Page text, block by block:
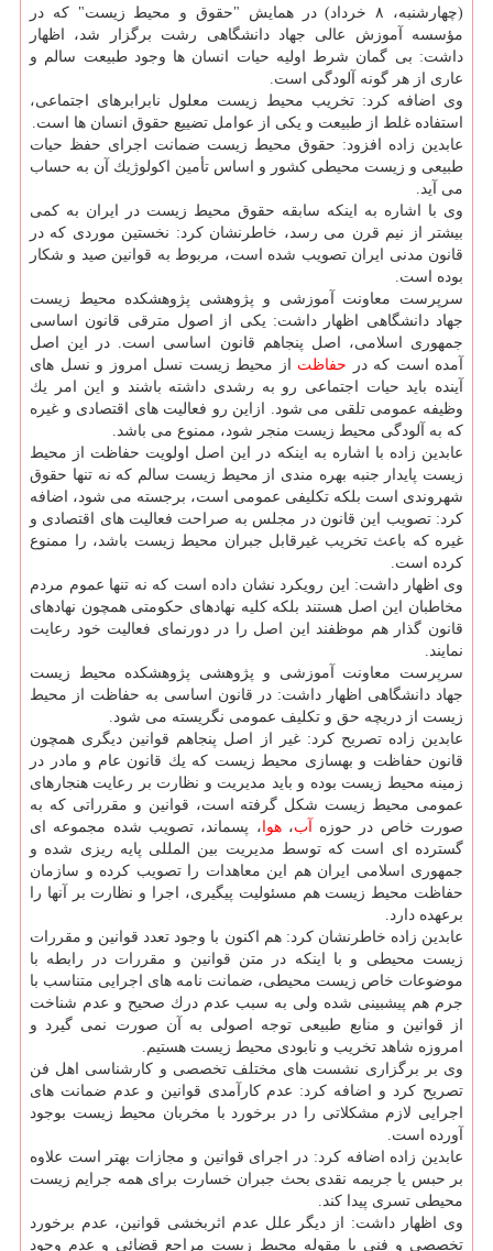
(چهارشنبه، ۸ خرداد) در همایش "حقوق و محیط زیست" كه در
مؤسسه آموزش عالی جهاد دانشگاهی رشت برگزار شد، اظهار
داشت: بی گمان شرط اولیه حیات انسان ها وجود طبیعت سالم و
عاری از هر گونه آلودگی است.
وی اضافه كرد: تخریب محیط زیست معلول نابرابرهای اجتماعی،
استفاده غلط از طبیعت و یكی از عوامل تضییع حقوق انسان ها است.
عابدین زاده افزود: حقوق محیط زیست ضمانت اجرای حفظ حیات
طبیعی و زیست محیطی كشور و اساس تأمین اكولوژیك آن به حساب
می آید.
وی با اشاره به اینكه سابقه حقوق محیط زیست در ایران به كمی
بیشتر از نیم قرن می رسد، خاطرنشان كرد: نخستین موردی كه در
قانون مدنی ایران تصویب شده است، مربوط به قوانین صید و شكار
بوده است.
سرپرست معاونت آموزشی و پژوهشی پژوهشكده محیط زیست
جهاد دانشگاهی اظهار داشت: یكی از اصول مترقی قانون اساسی
جمهوری اسلامی، اصل پنجاهم قانون اساسی است. در این اصل
آمده است كه در حفاظت از محیط زیست نسل امروز و نسل های
آینده باید حیات اجتماعی رو به رشدی داشته باشند و این امر یك
وظیفه عمومی تلقی می شود. ازاین رو فعالیت های اقتصادی و غیره
كه به آلودگی محیط زیست منجر شود، ممنوع می باشد.
عابدین زاده با اشاره به اینكه در این اصل اولویت حفاظت از محیط
زیست پایدار جنبه بهره مندی از محیط زیست سالم كه نه تنها حقوق
شهروندی است بلكه تكلیفی عمومی است، برجسته می شود، اضافه
كرد: تصویب این قانون در مجلس به صراحت فعالیت های اقتصادی و
غیره كه باعث تخریب غیرقابل جبران محیط زیست باشد، را ممنوع
كرده است.
وی اظهار داشت: این رویكرد نشان داده است كه نه تنها عموم مردم
مخاطبان این اصل هستند بلكه كلیه نهادهای حكومتی همچون نهادهای
قانون گذار هم موظفند این اصل را در دورنمای فعالیت خود رعایت
نمایند.
سرپرست معاونت آموزشی و پژوهشی پژوهشكده محیط زیست
جهاد دانشگاهی اظهار داشت: در قانون اساسی به حفاظت از محیط
زیست از دریچه حق و تكلیف عمومی نگریسته می شود.
عابدین زاده تصریح كرد: غیر از اصل پنجاهم قوانین دیگری همچون
قانون حفاظت و بهسازی محیط زیست كه یك قانون عام و مادر در
زمینه محیط زیست بوده و باید مدیریت و نظارت بر رعایت هنجارهای
عمومی محیط زیست شكل گرفته است، قوانین و مقرراتی كه به
صورت خاص در حوزه آب،هوا، پسماند، تصویب شده مجموعه ای
گسترده ای است كه توسط مدیریت بین المللی پایه ریزی شده و
جمهوری اسلامی ایران هم این معاهدات را تصویب كرده و سازمان
حفاظت محیط زیست هم مسئولیت پیگیری، اجرا و نظارت بر آنها را
برعهده دارد.
عابدین زاده خاطرنشان كرد: هم اكنون با وجود تعدد قوانین و مقررات
زیست محیطی و با اینكه در متن قوانین و مقررات در رابطه با
موضوعات خاص زیست محیطی، ضمانت نامه های اجرایی متناسب با
جرم هم پیشبینی شده ولی به سبب عدم درك صحیح و عدم شناخت
از قوانین و منابع طبیعی توجه اصولی به آن صورت نمی گیرد و
امروزه شاهد تخریب و نابودی محیط زیست هستیم.
وی بر برگزاری نشست های مختلف تخصصی و كارشناسی اهل فن
تصریح كرد و اضافه كرد: عدم كارآمدی قوانین و عدم ضمانت های
اجرایی لازم مشكلاتی را در برخورد با مخربان محیط زیست بوجود
آورده است.
عابدین زاده اضافه كرد: در اجرای قوانین و مجازات بهتر است علاوه
بر حبس یا جریمه نقدی بحث جبران خسارت برای همه جرایم زیست
محیطی تسری پیدا كند.
وی اظهار داشت: از دیگر علل عدم اثربخشی قوانین، عدم برخورد
تخصصی و فنی با مقوله محیط زیست مراجع قضائی و عدم وجود